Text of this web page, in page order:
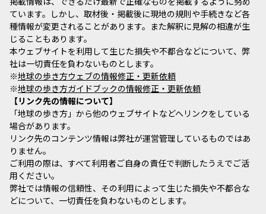
ています。しかし、取材後・掲載後に現地の規則や手続きなど各
種情報が変更されることがあります。また解釈に見解の相違が生
じることもあります。
本ウェブサイトを利用して生じた損失や不都合などについて、弊
社は一切責任を負わないものとします。
※地球の歩き方ウェブの情報修正・更新依頼
※地球の歩き方ガイドブックの情報修正・更新依頼
リンク先の情報について
「地球の歩き方」から他のウェブサイトなどへリンクをしている
場合があります。
リンク先のコンテンツ情報は弊社が運営管理しているものではあ
りません。
ご利用の際は、すべて利用者ご自身の責任で判断したうえでご活
用ください。
弊社では情報の信頼性、その利用によって生じた損失や不都合な
どについて、一切責任を負わないものとします。